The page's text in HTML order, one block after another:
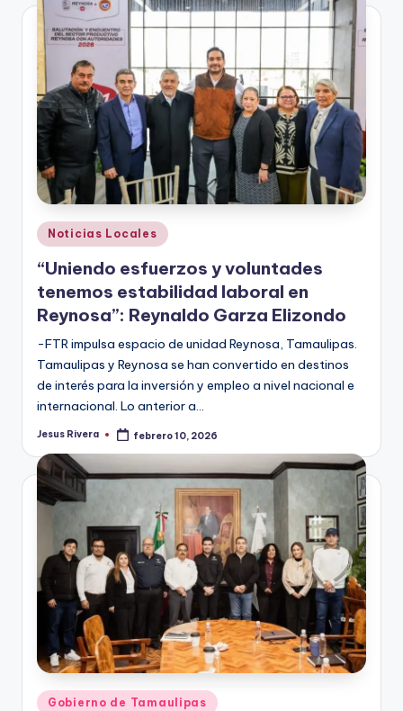
Publicado
en
Noticias Locales
“Uniendo esfuerzos y voluntades
tenemos estabilidad laboral en
Reynosa”: Reynaldo Garza Elizondo
-FTR impulsa espacio de unidad Reynosa, Tamaulipas.
Tamaulipas y Reynosa se han convertido en destinos
de interés para la inversión y empleo a nivel nacional e
internacional. Lo anterior a…
Publicado
Jesus Rivera febrero 10, 2026
Publicado
Gobierno de Tamaulipas